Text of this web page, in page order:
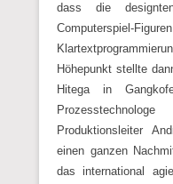
dass die
Computerspiel-
Höhepunkt stellte
Hitega in
Produktionsleiter
einen ganzen
das international